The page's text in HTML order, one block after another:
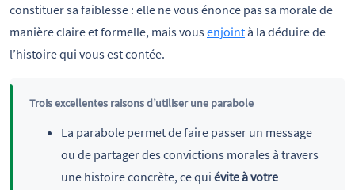
constituer sa faiblesse : elle ne vous énonce pas sa morale de
manière claire et formelle, mais vousenjointà la déduire de
l’histoire qui vous est contée.
Trois excellentes raisons d’utiliser une parabole
La parabole permet de faire passer un message
ou de partager des convictions morales à travers
une histoire concrète, ce qui évite à votre